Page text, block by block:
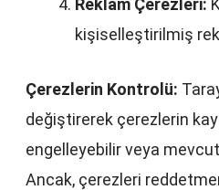
Reklam Çerezleri:
kişiselleştirilmiş
Çerezlerin Kontrolü:
değiştirerek çerezlerin
engelleyebilir veya
Ancak, çerezleri